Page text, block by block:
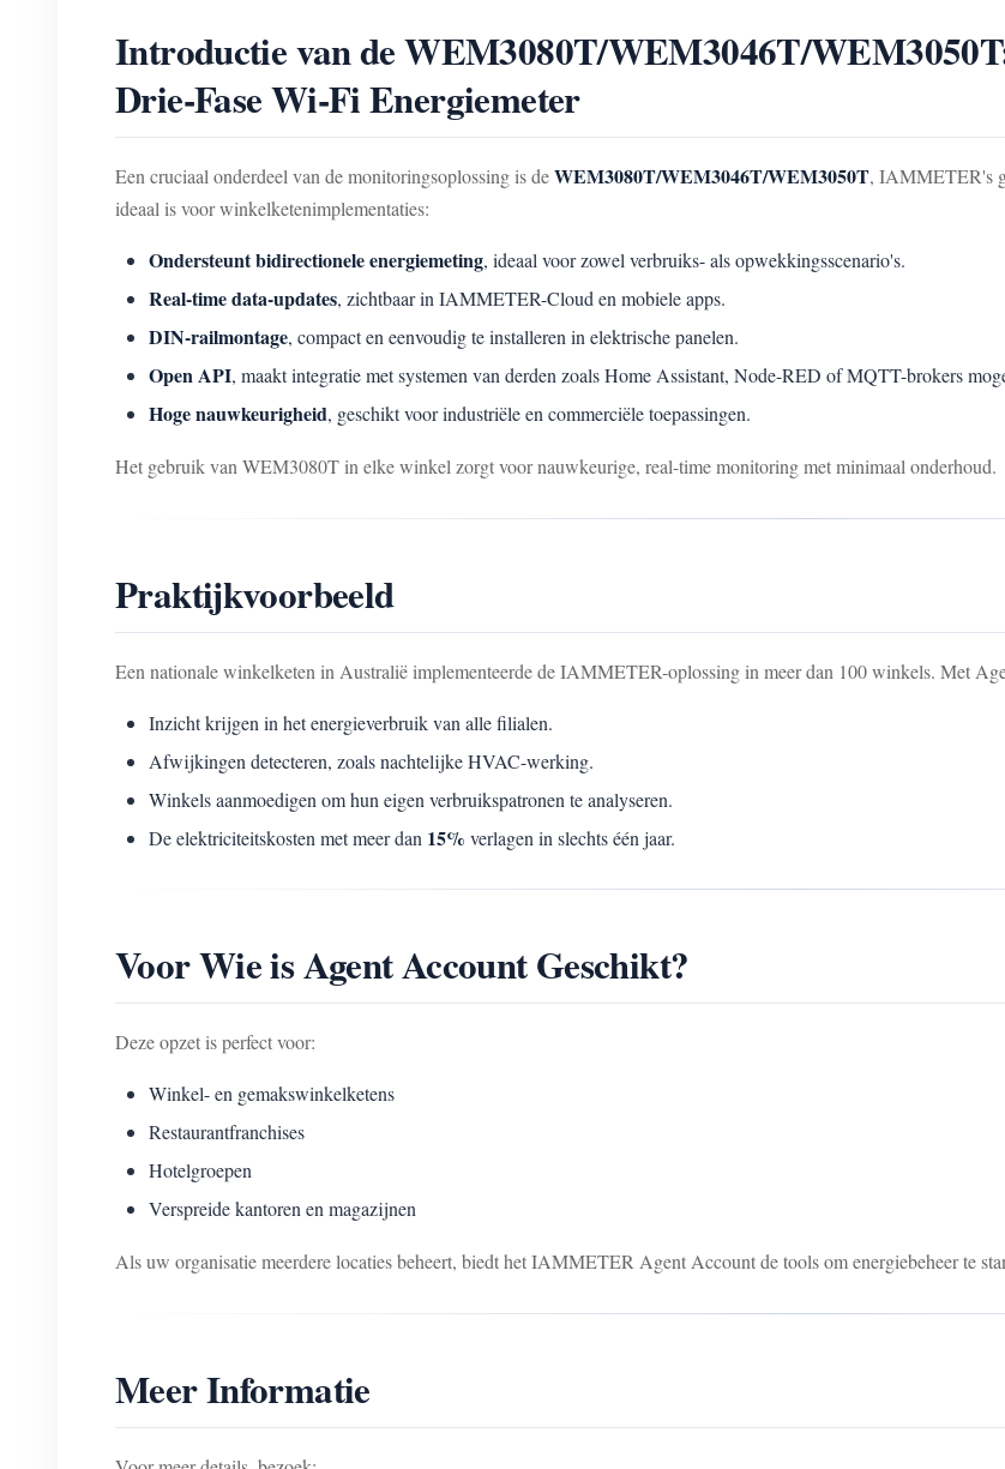
Introductie van de WEM3080T/WEM3046T/
Drie-Fase Wi-Fi Energiemeter
Een cruciaal onderdeel van de monitoringsoplossing is deWEM3080T/WEM3046T/WEM3050T, IAMMETER's
ideaal is voor winkelketenimplementaties:
Ondersteunt bidirectionele energiemeting, ideaal voor zowel verbruiks- als opwekkingsscenario's.
Real-time data-updates, zichtbaar in IAMMETER-Cloud en mobiele apps.
DIN-railmontage, compact en eenvoudig te installeren in elektrische panelen.
Open API, maakt integratie met systemen van derden zoals Home Assistant, Node-RED of MQTT-brokers
Hoge nauwkeurigheid, geschikt voor industriële en commerciële toepassingen.
Het gebruik van WEM3080T in elke winkel zorgt voor nauwkeurige, real-time monitoring met minimaal onderhoud.
Praktijkvoorbeeld
Een nationale winkelketen in Australië implementeerde de IAMMETER-oplossing in meer dan 100 winkels. Met
Inzicht krijgen in het energieverbruik van alle filialen.
Afwijkingen detecteren, zoals nachtelijke HVAC-werking.
Winkels aanmoedigen om hun eigen verbruikspatronen te analyseren.
De elektriciteitskosten met meer dan 15% verlagen in slechts één jaar.
Voor Wie is Agent Account Geschikt?
Deze opzet is perfect voor:
Winkel- en gemakswinkelketens
Restaurantfranchises
Hotelgroepen
Verspreide kantoren en magazijnen
Als uw organisatie meerdere locaties beheert, biedt het IAMMETER Agent Account de tools om energiebeheer te
Meer Informatie